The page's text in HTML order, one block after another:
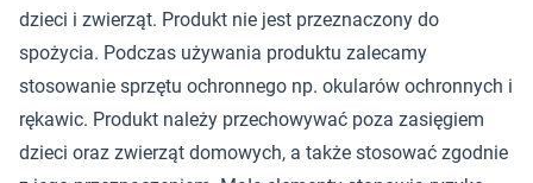
dzieci i zwierząt. Produkt nie jest przeznaczony do
spożycia. Podczas używania produktu zalecamy
stosowanie sprzętu ochronnego np. okularów ochronnych i
rękawic. Produkt należy przechowywać poza zasięgiem
dzieci oraz zwierząt domowych, a także stosować zgodnie